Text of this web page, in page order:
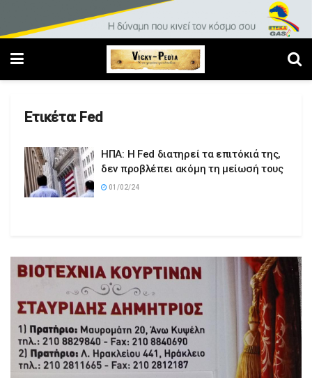
Ετικέτα: Fed
ΗΠΑ: Η Fed διατηρεί τα επιτόκιά της,
δεν προβλέπει ακόμη τη μείωσή τους
01/02/24